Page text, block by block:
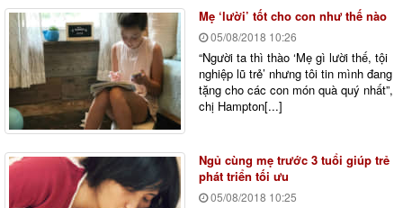
Mẹ ‘lười’ tốt cho con như thế nào
05/08/2018 10:26
“Người ta thì thào ‘Mẹ gì lười thế, tội
nghiệp lũ trẻ’ nhưng tôi tin mình đang
tặng cho các con món quà quý nhất”,
chị Hampton[...]
Ngủ cùng mẹ trước 3 tuổi giúp trẻ
phát triển tối ưu
05/08/2018 10:25